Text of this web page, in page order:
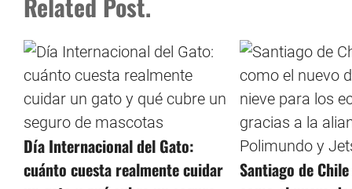
Día Internacional del Gato:
cuánto cuesta realmente cuidar
Santiago de